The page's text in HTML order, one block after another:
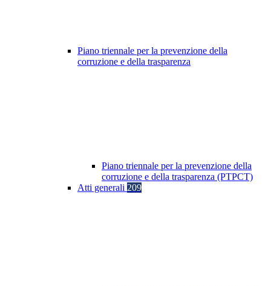
Piano triennale per la prevenzione della
corruzione e della trasparenza
Piano triennale per la prevenzione della
corruzione e della trasparenza (PTPCT)
Atti generali 209